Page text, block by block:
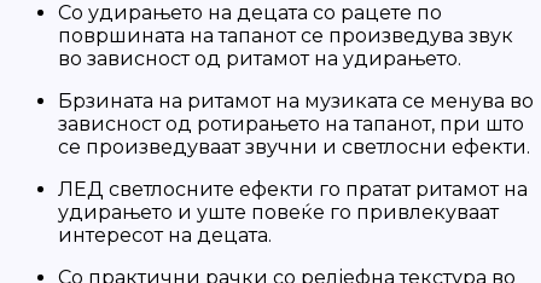
Со удирањето на децата со рацете по
површината на тапанот се произведува звук
во зависност од ритамот на удирањето.
Брзината на ритамот на музиката се менува во
зависност од ротирањето на тапанот, при што
се произведуваат звучни и светлосни ефекти.
ЛЕД светлосните ефекти го пратат ритамот на
удирањето и уште повеќе го привлекуваат
интересот на децата.
Со практични рачки со релјефна текстура во